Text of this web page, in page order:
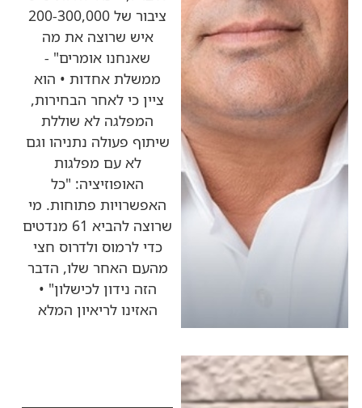
ציבור של 200-300,000
איש שרוצה את מה
שאנחנו אומרים" -
ממשלת אחדות • הוא
ציין כי לאחר הבחירות,
המפלגה לא שוללת
שיתוף פעולה נתניהו וגם
לא עם מפלגות
האופוזיציה: "כל
האפשרויות פתוחות. מי
שרוצה להביא 61 מנדטים
כדי לרמוס ולדרוס חצי
מהעם האחר שלו, הדבר
הזה נידון לכישלון" •
האזינו לריאיון המלא